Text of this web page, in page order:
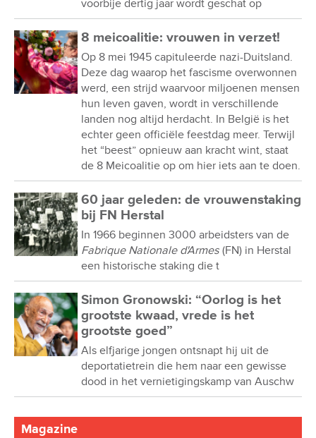
voorbije dertig jaar wordt geschat op
8 meicoalitie: vrouwen in verzet!
Op 8 mei 1945 capituleerde nazi-Duitsland.
Deze dag waarop het fascisme overwonnen
werd, een strijd waarvoor miljoenen mensen
hun leven gaven, wordt in verschillende
landen nog altijd herdacht. In België is het
echter geen officiële feestdag meer. Terwijl
het “beest” opnieuw aan kracht wint, staat
de 8 Meicoalitie op om hier iets aan te doen.
60 jaar geleden: de vrouwenstaking
bij FN Herstal
In 1966 beginnen 3000 arbeidsters van de
Fabrique Nationale d'Armes (FN) in Herstal
een historische staking die t
Simon Gronowski: “Oorlog is het
grootste kwaad, vrede is het
grootste goed”
Als elfjarige jongen ontsnapt hij uit de
deportatietrein die hem naar een gewisse
dood in het vernietigingskamp van Auschw
Magazine